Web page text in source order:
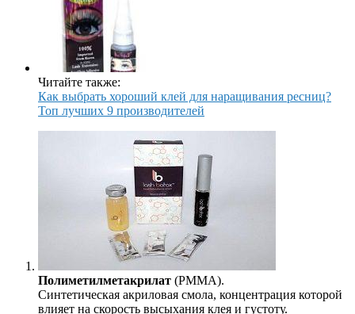
Читайте также:
Как выбрать хороший клей для наращивания ресниц?
Топ лучших 9 производителей
Полиметилметакрилат (PMMA).
Синтетическая акриловая смола, концентрация которой
влияет на скорость высыхания клея и густоту.